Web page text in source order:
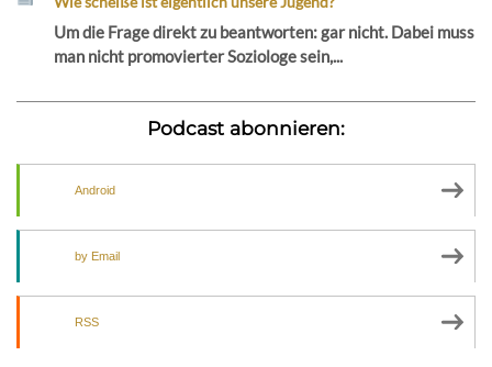
Um die Frage direkt zu beantworten: gar nicht. Dabei muss
man nicht promovierter Soziologe sein,...
Podcast abonnieren:
Android
by Email
RSS